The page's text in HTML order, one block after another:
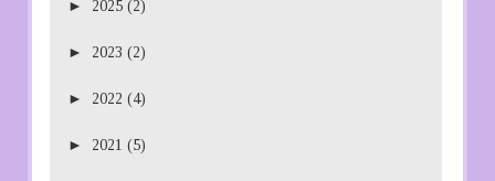
► 2025 (2)
► 2023 (2)
► 2022 (4)
► 2021 (5)